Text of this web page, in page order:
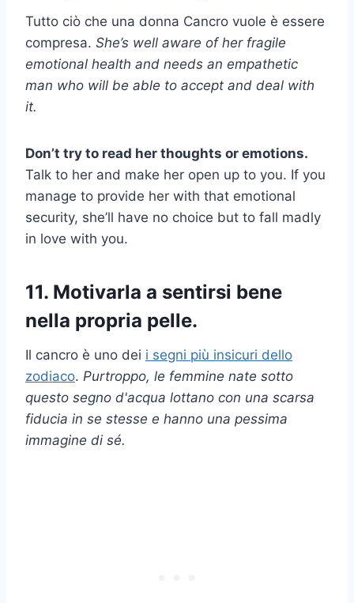
Tutto ciò che una donna Cancro vuole è essere
compresa. She’s well aware of her fragile
emotional health and needs an empathetic
man who will be able to accept and deal with
it.
Don’t try to read her thoughts or emotions.
Talk to her and make her open up to you. If you
manage to provide her with that emotional
security, she’ll have no choice but to fall madly
in love with you.
11. Motivarla a sentirsi bene
nella propria pelle.
Il cancro è uno dei i segni più insicuri dello
zodiaco. Purtroppo, le femmine nate sotto
questo segno d'acqua lottano con una scarsa
fiducia in se stesse e hanno una pessima
immagine di sé.